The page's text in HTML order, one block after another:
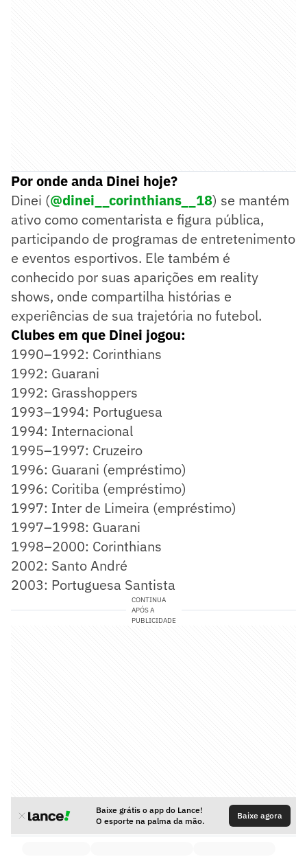
Por onde anda Dinei hoje?
Dinei (@dinei__corinthians__18) se mantém
ativo como comentarista e figura pública,
participando de programas de entretenimento
e eventos esportivos. Ele também é
conhecido por suas aparições em reality
shows, onde compartilha histórias e
experiências de sua trajetória no futebol.
Clubes em que Dinei jogou:
1990–1992: Corinthians
1992: Guarani
1992: Grasshoppers
1993–1994: Portuguesa
1994: Internacional
1995–1997: Cruzeiro
1996: Guarani (empréstimo)
1996: Coritiba (empréstimo)
1997: Inter de Limeira (empréstimo)
1997–1998: Guarani
1998–2000: Corinthians
2002: Santo André
2003: Portuguesa Santista
CONTINUA
APÓS A
PUBLICIDADE